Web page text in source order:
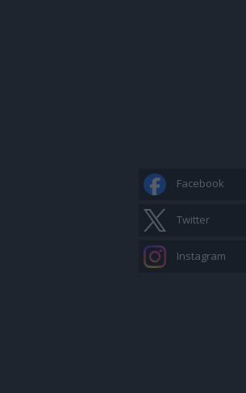
Facebook
Twitter
Instagram